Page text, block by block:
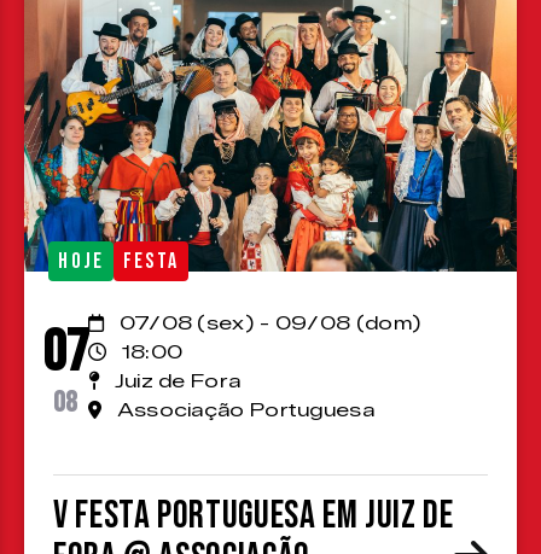
HOJE FESTA
07
08
07/08 (sex) - 09/08 (dom)
18:00
Juiz de Fora
Associação Portuguesa
V Festa Portuguesa em Juiz de